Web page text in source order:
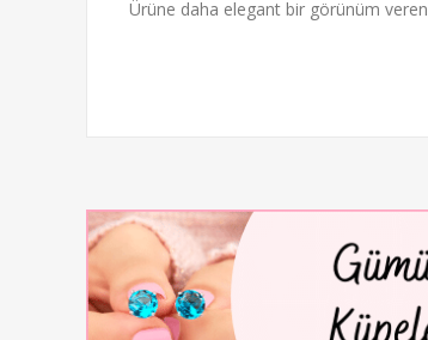
Ürüne daha elegant bir görünüm veren